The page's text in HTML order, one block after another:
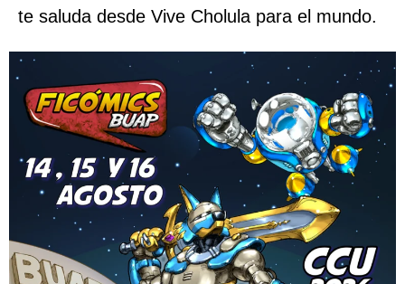
te saluda desde Vive Cholula para el mundo.